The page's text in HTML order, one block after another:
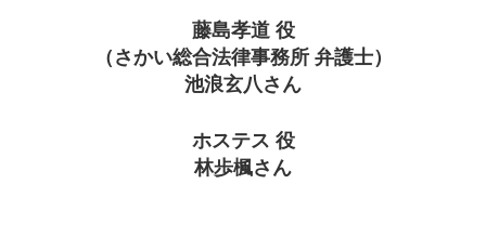
藤島孝道 役
（さかい総合法律事務所 弁護士）
池浪玄八さん
ホステス 役
林歩楓さん